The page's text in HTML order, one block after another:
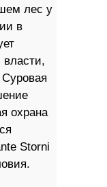
лес у
в
власти,
охрана
Storni